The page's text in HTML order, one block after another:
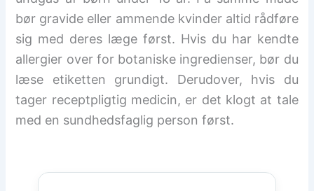
bør gravide eller ammende kvinder altid rådføre
sig med deres læge først. Hvis du har kendte
allergier over for botaniske ingredienser, bør du
læse etiketten grundigt. Derudover, hvis du
tager receptpligtig medicin, er det klogt at tale
med en sundhedsfaglig person først.